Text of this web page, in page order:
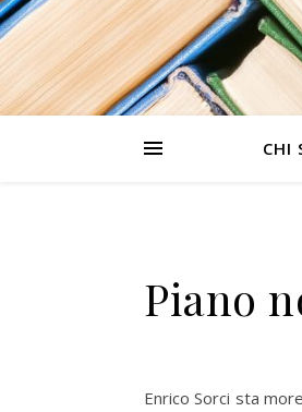
CHI
Piano
Enrico Sorci sta